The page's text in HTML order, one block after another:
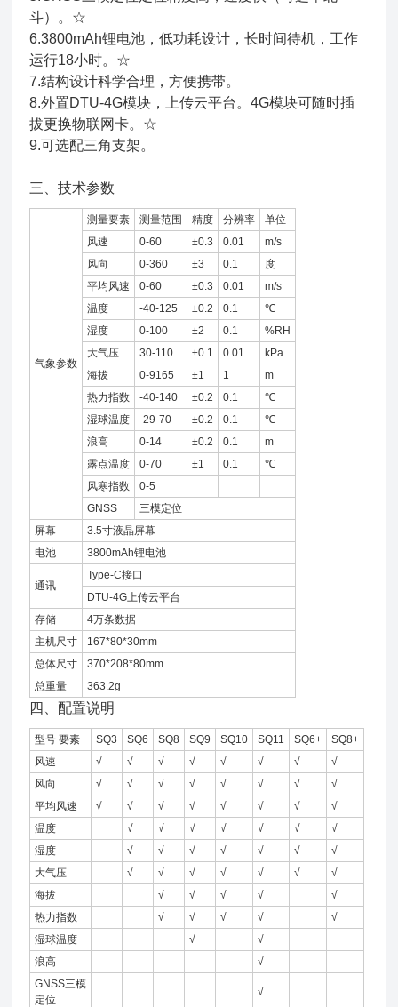
斗）。☆
6.3800mAh锂电池，低功耗设计，长时间待机，工作
运行18小时。☆
7.结构设计科学合理，方便携带。
8.外置DTU-4G模块，上传云平台。4G模块可随时插
拔更换物联网卡。☆
9.可选配三角支架。
三、技术参数
气象参数
测量要素 测量范围 精度 分辨率
单位
风速
0-60 ±0.3 0.01
m/s
风向
0-360 ±3 0.1
度
平均风速
0-60 ±0.3 0.01
m/s
温度
-40-125 ±0.2 0.1
℃
湿度
0-100 ±2 0.1
%RH
大气压
30-110 ±0.1 0.01
kPa
海拔
0-9165 ±1 1
m
热力指数
-40-140 ±0.2 0.1
℃
湿球温度
-29-70 ±0.2 0.1
℃
浪高
0-14 ±0.2 0.1
m
露点温度
0-70 ±1 0.1
℃
风寒指数
0-5
GNSS
三模定位
屏幕
3.5寸液晶屏幕
电池
3800mAh锂电池
通讯
Type-C接口
DTU-4G上传云平台
存储
4万条数据
主机尺寸
167*80*30mm
总体尺寸
370*208*80mm
总重量
363.2g
四、配置说明
型号 要素 SQ3 SQ6 SQ8 SQ9 SQ10 SQ11 SQ6+
SQ8+
风速
√ √ √ √ √ √ √
√
风向
√ √ √ √ √ √ √
√
平均风速
√ √ √ √ √ √ √
√
温度
√ √ √ √ √ √
√
湿度
√ √ √ √ √ √
√
大气压
√ √ √ √ √ √
√
海拔
√ √ √ √
√
热力指数
√ √ √ √
√
湿球温度
√
√
浪高
√
GNSS三模
定位
√